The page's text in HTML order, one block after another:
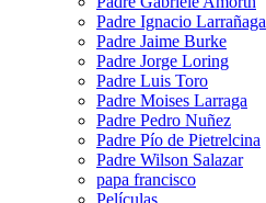
Padre Ignacio Larrañaga
Padre Jaime Burke
Padre Jorge Loring
Padre Luis Toro
Padre Moises Larraga
Padre Pedro Nuñez
Padre Pío de Pietrelcina
Padre Wilson Salazar
papa francisco